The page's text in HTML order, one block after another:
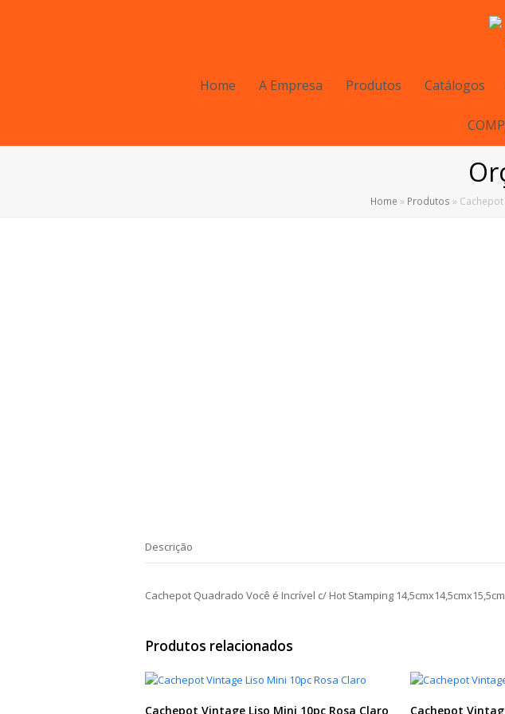
Home A Empresa Produtos Catálogos
Home » Produtos »
Descrição
Cachepot Quadrado Você é Incrível c/ Hot Stamping
Produtos relacionados
Cachepot Vintage Liso Mini 10pc Rosa Claro Cachepot